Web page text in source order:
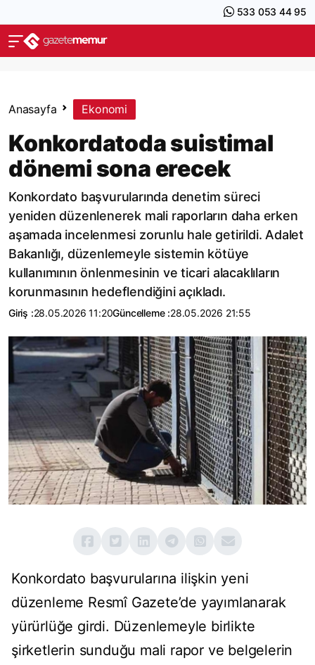
533 053 44 95
Anasayfa Ekonomi
Konkordatoda suistimal
dönemi sona erecek
Konkordato başvurularında denetim süreci
yeniden düzenlenerek mali raporların daha erken
aşamada incelenmesi zorunlu hale getirildi. Adalet
Bakanlığı, düzenlemeyle sistemin kötüye
kullanımının önlenmesinin ve ticari alacaklıların
korunmasının hedeflendiğini açıkladı.
Giriş :28.05.2026 11:20Güncelleme :28.05.2026 21:55
Konkordato başvurularına ilişkin yeni
düzenleme Resmî Gazete’de yayımlanarak
yürürlüğe girdi. Düzenlemeyle birlikte
şirketlerin sunduğu mali rapor ve belgelerin